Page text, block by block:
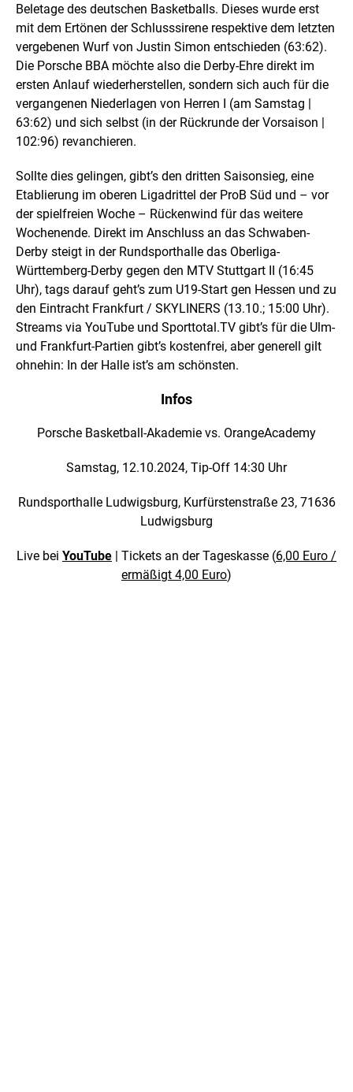
Beletage des deutschen Basketballs. Dieses wurde erst
mit dem Ertönen der Schlusssirene respektive dem letzten
vergebenen Wurf von Justin Simon entschieden (63:62).
Die Porsche BBA möchte also die Derby-Ehre direkt im
ersten Anlauf wiederherstellen, sondern sich auch für die
vergangenen Niederlagen von Herren I (am Samstag |
63:62) und sich selbst (in der Rückrunde der Vorsaison |
102:96) revanchieren.
Sollte dies gelingen, gibt’s den dritten Saisonsieg, eine
Etablierung im oberen Ligadrittel der ProB Süd und – vor
der spielfreien Woche – Rückenwind für das weitere
Wochenende. Direkt im Anschluss an das Schwaben-
Derby steigt in der Rundsporthalle das Oberliga-
Württemberg-Derby gegen den MTV Stuttgart II (16:45
Uhr), tags darauf geht’s zum U19-Start gen Hessen und zu
den Eintracht Frankfurt / SKYLINERS (13.10.; 15:00 Uhr).
Streams via YouTube und Sporttotal.TV gibt’s für die Ulm-
und Frankfurt-Partien gibt’s kostenfrei, aber generell gilt
ohnehin: In der Halle ist’s am schönsten.
Infos
Porsche Basketball-Akademie vs. OrangeAcademy
Samstag, 12.10.2024, Tip-Off 14:30 Uhr
Rundsporthalle Ludwigsburg, Kurfürstenstraße 23, 71636
Ludwigsburg
Live bei YouTube | Tickets an der Tageskasse (6,00 Euro /
ermäßigt 4,00 Euro)